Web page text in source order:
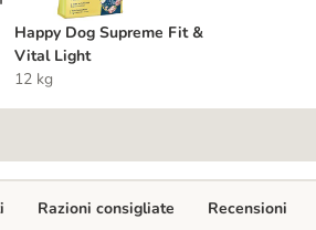
Happy Dog Supreme Fit &
Vital Light
12 kg
Razioni consigliate Recensioni